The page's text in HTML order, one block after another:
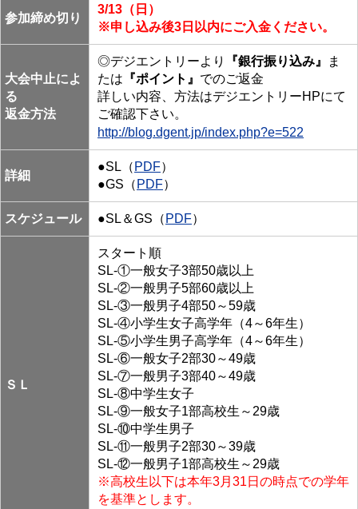
参加締め切り
3/13（日）
※申し込み後3日以内にご入金ください。
大会中止によ
る
返金方法
◎デジエントリーより 『銀行振り込み』
ま
たは 『ポイント』 でのご返金
詳しい内容、方法はデジエントリーHPにて
ご確認下さい。
http://blog.dgent.jp/index.php?e=522
詳細
●SL（ PDF）
●GS（ PDF）
スケジュール ●SL＆GS（ PDF）
ＳＬ
スタート順
SL-①一般女子3部50歳以上
SL-②一般男子5部60歳以上
SL-③一般男子4部50～59歳
SL-④小学生女子高学年（4～6年生）
SL-⑤小学生男子高学年（4～6年生）
SL-⑥一般女子2部30～49歳
SL-⑦一般男子3部40～49歳
SL-⑧中学生女子
SL-⑨一般女子1部高校生～29歳
SL-⑩中学生男子
SL-⑪一般男子2部30～39歳
SL-⑫一般男子1部高校生～29歳
※高校生以下は本年3月31日の時点での学年
を基準とします。